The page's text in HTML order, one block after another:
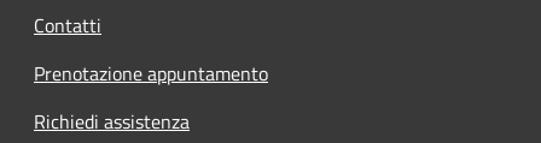
Contatti
Prenotazione appuntamento
Richiedi assistenza